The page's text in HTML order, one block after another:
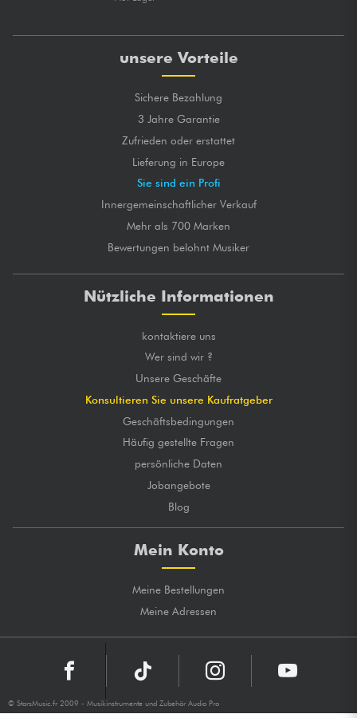
unsere Vorteile
Sichere Bezahlung
3 Jahre Garantie
Zufrieden oder erstattet
Lieferung in Europe
Sie sind ein Profi
Innergemeinschaftlicher Verkauf
Mehr als 700 Marken
Bewertungen belohnt Musiker
Nützliche Informationen
kontaktiere uns
Wer sind wir ?
Unsere Geschäfte
Konsultieren Sie unsere Kaufratgeber
Geschäftsbedingungen
Häufig gestellte Fragen
persönliche Daten
Jobangebote
Blog
Mein Konto
Meine Bestellungen
Meine Adressen
© StarsMusic.fr 2009 - Musikinstrumente und Zubehör Audio Pro